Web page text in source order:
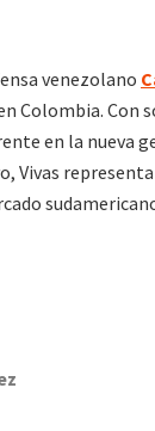
venezolano
Colombia. Con
en la nueva
Vivas